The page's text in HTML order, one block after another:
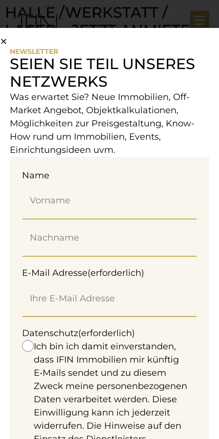
HALLE /​WERKSTATT /​
LAGER – JETZT ANMIETEN
112,76 m² Halle in Ebreichsdorf zur Miete.
Ausstattung: Klimatisiert, Separates WC,
Möchten Sie eine
kostenlose Erstberatung
Navigation
Kontakt
NEWSLETTER
SEIEN SIE TEIL UNSERES
NETZWERKS
Was erwartet Sie? Neue Immobilien, Off-
Market Angebot, Objektkalkulationen,
Möglichkeiten zur Preisgestaltung, Know-
How rund um Immobilien, Events,
Einrichtungsideen uvm.
Name
E-Mail Adresse(erforderlich)
Datenschutz(erforderlich)
Ich bin ich damit einverstanden,
dass IFIN Immobilien mir künftig
E‑Mails sendet und zu diesem
Zweck meine personenbezogenen
Daten verarbeitet werden. Diese
Einwilligung kann ich jederzeit
widerrufen. Die Hinweise auf den